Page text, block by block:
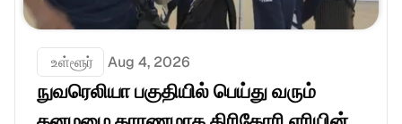
உள்ளூர் Aug 4, 2026
நுவரெலியா பகுதியில் பெய்து வரும்